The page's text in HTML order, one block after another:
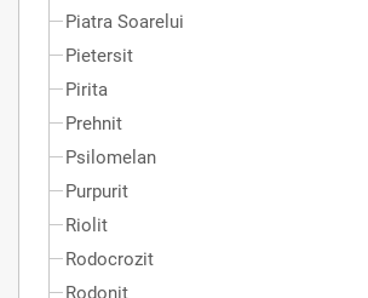
Piatra Soarelui
Pietersit
Pirita
Prehnit
Psilomelan
Purpurit
Riolit
Rodocrozit
Rodonit